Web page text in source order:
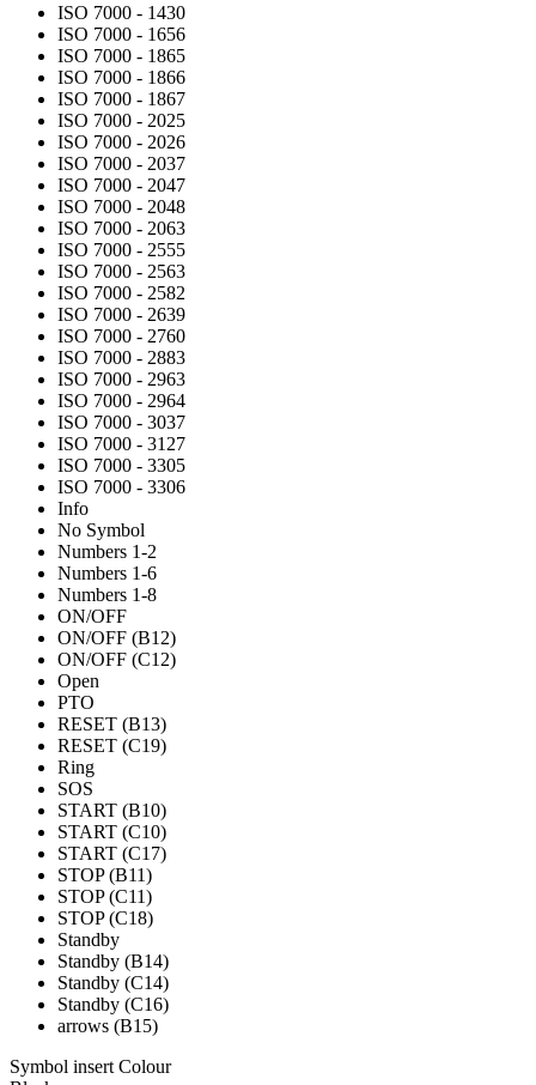
ISO 7000 - 1430
ISO 7000 - 1656
ISO 7000 - 1865
ISO 7000 - 1866
ISO 7000 - 1867
ISO 7000 - 2025
ISO 7000 - 2026
ISO 7000 - 2037
ISO 7000 - 2047
ISO 7000 - 2048
ISO 7000 - 2063
ISO 7000 - 2555
ISO 7000 - 2563
ISO 7000 - 2582
ISO 7000 - 2639
ISO 7000 - 2760
ISO 7000 - 2883
ISO 7000 - 2963
ISO 7000 - 2964
ISO 7000 - 3037
ISO 7000 - 3127
ISO 7000 - 3305
ISO 7000 - 3306
Info
No Symbol
Numbers 1-2
Numbers 1-6
Numbers 1-8
ON/OFF
ON/OFF (B12)
ON/OFF (C12)
Open
PTO
RESET (B13)
RESET (C19)
Ring
SOS
START (B10)
START (C10)
START (C17)
STOP (B11)
STOP (C11)
STOP (C18)
Standby
Standby (B14)
Standby (C14)
Standby (C16)
arrows (B15)
Symbol insert Colour